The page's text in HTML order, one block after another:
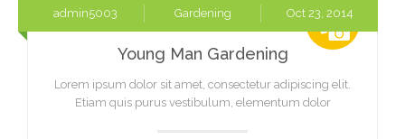
admin5003 Gardening Oct 23, 2014
Young Man Gardening
Lorem ipsum dolor sit amet, consectetur adipiscing elit.
Etiam quis purus vestibulum, elementum dolor